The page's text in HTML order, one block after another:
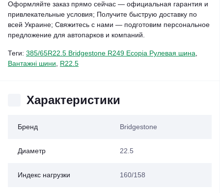
Оформляйте заказ прямо сейчас — официальная гарантия и
привлекательные условия; Получите быструю доставку по
всей Украине; Свяжитесь с нами — подготовим персональное
предложение для автопарков и компаний.
Теги: 385/65R22.5 Bridgestone R249 Ecopia Рулевая шина
Вантажні шини
R22.5
Характеристики
Бренд Bridgestone
Диаметр 22.5
Индекс нагрузки 160/158